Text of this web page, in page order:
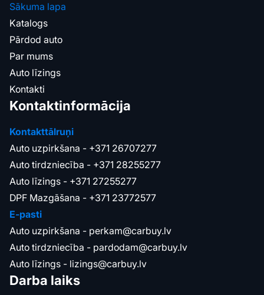
Sākuma lapa
Katalogs
Pārdod auto
Par mums
Auto līzings
Kontakti
Kontaktinformācija
Kontakttālruņi
Auto uzpirkšana - +371 26707277
Auto tirdzniecība - +371 28255277
Auto līzings - +371 27255277
DPF Mazgāšana - +371 23772577
E-pasti
Auto uzpirkšana - perkam@carbuy.lv
Auto tirdzniecība - pardodam@carbuy.lv
Auto līzings - lizings@carbuy.lv
Darba laiks